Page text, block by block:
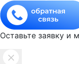
Оставьте заявку и